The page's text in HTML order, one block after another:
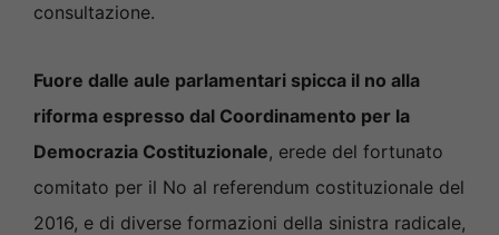
consultazione.
Fuore dalle aule parlamentari spicca il no alla
riforma espresso dal Coordinamento per la
Democrazia Costituzionale, erede del fortunato
comitato per il No al referendum costituzionale del
2016, e di diverse formazioni della sinistra radicale,